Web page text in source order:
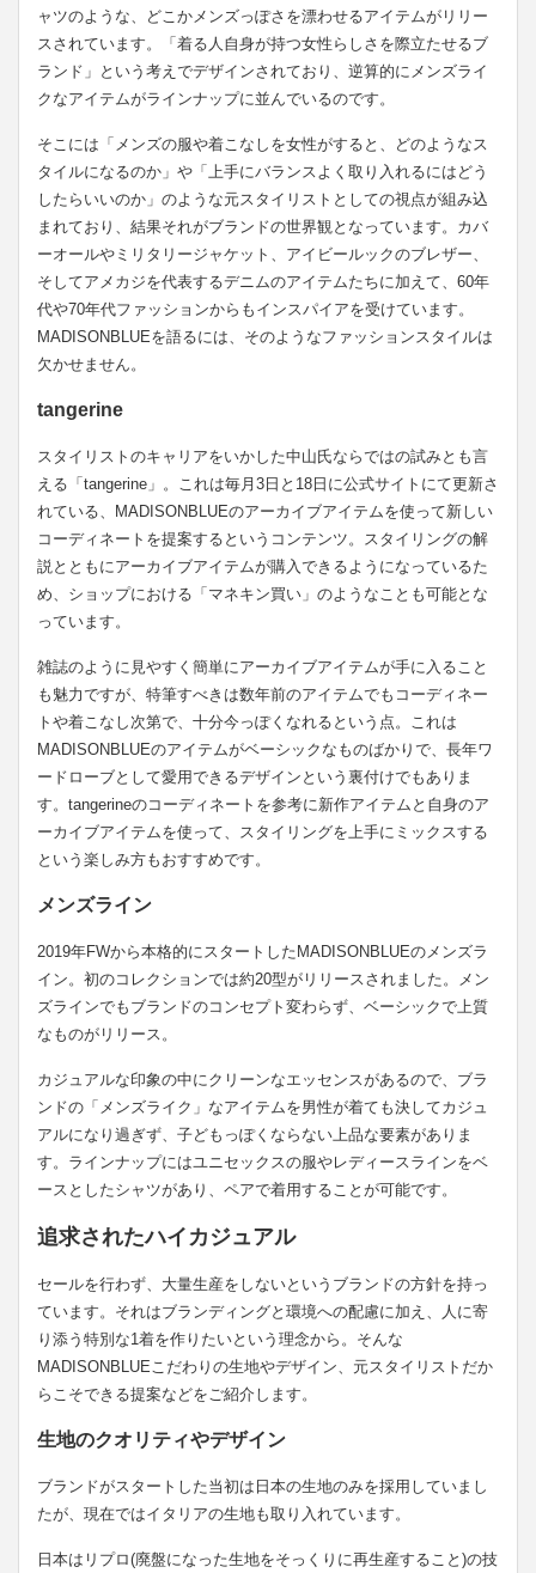
ャツのような、どこかメンズっぽさを漂わせるアイテムがリリー
スされています。「着る人自身が持つ女性らしさを際立たせるブ
ランド」という考えでデザインされており、逆算的にメンズライ
クなアイテムがラインナップに並んでいるのです。
そこには「メンズの服や着こなしを女性がすると、どのようなス
タイルになるのか」や「上手にバランスよく取り入れるにはどう
したらいいのか」のような元スタイリストとしての視点が組み込
まれており、結果それがブランドの世界観となっています。カバ
ーオールやミリタリージャケット、アイビールックのブレザー、
そしてアメカジを代表するデニムのアイテムたちに加えて、60年
代や70年代ファッションからもインスパイアを受けています。
MADISONBLUEを語るには、そのようなファッションスタイルは
欠かせません。
tangerine
スタイリストのキャリアをいかした中山氏ならではの試みとも言
える「tangerine」。これは毎月3日と18日に公式サイトにて更新さ
れている、MADISONBLUEのアーカイブアイテムを使って新しい
コーディネートを提案するというコンテンツ。スタイリングの解
説とともにアーカイブアイテムが購入できるようになっているた
め、ショップにおける「マネキン買い」のようなことも可能とな
っています。
雑誌のように見やすく簡単にアーカイブアイテムが手に入ること
も魅力ですが、特筆すべきは数年前のアイテムでもコーディネー
トや着こなし次第で、十分今っぽくなれるという点。これは
MADISONBLUEのアイテムがベーシックなものばかりで、長年ワ
ードローブとして愛用できるデザインという裏付けでもありま
す。tangerineのコーディネートを参考に新作アイテムと自身のア
ーカイブアイテムを使って、スタイリングを上手にミックスする
という楽しみ方もおすすめです。
メンズライン
2019年FWから本格的にスタートしたMADISONBLUEのメンズラ
イン。初のコレクションでは約20型がリリースされました。メン
ズラインでもブランドのコンセプト変わらず、ベーシックで上質
なものがリリース。
カジュアルな印象の中にクリーンなエッセンスがあるので、ブラ
ンドの「メンズライク」なアイテムを男性が着ても決してカジュ
アルになり過ぎず、子どもっぽくならない上品な要素がありま
す。ラインナップにはユニセックスの服やレディースラインをベ
ースとしたシャツがあり、ペアで着用することが可能です。
追求されたハイカジュアル
セールを行わず、大量生産をしないというブランドの方針を持っ
ています。それはブランディングと環境への配慮に加え、人に寄
り添う特別な1着を作りたいという理念から。そんな
MADISONBLUEこだわりの生地やデザイン、元スタイリストだか
らこそできる提案などをご紹介します。
生地のクオリティやデザイン
ブランドがスタートした当初は日本の生地のみを採用していまし
たが、現在ではイタリアの生地も取り入れています。
日本はリプロ(廃盤になった生地をそっくりに再生産すること)の技